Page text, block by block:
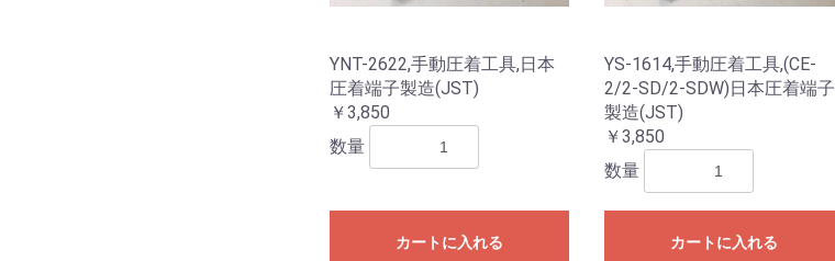
YNT-2622,手動圧着工具,日本
圧着端子製造(JST)
￥3,850
数量
カートに入れる
YS-1614,手動圧着工具,(CE-
2/2-SD/2-SDW)日本圧着端子
製造(JST)
￥3,850
数量
カートに入れる